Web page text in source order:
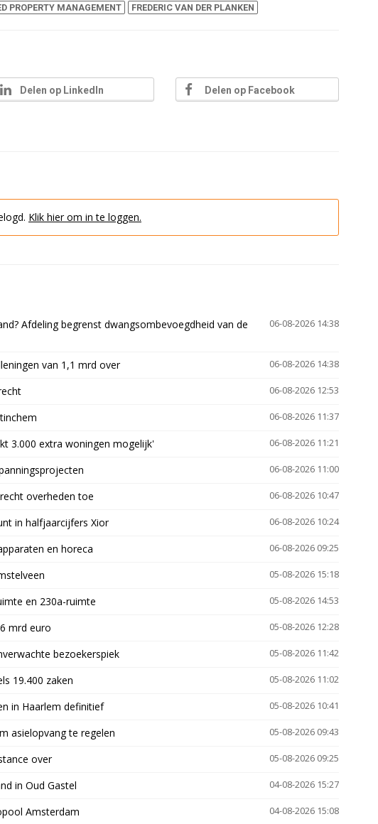
PROPERTY MANAGEMENT FREDERIC VAN DER PLANKEN
Delen op LinkedIn Delen op Facebook
Klik hier om in te loggen.
06-08-2026 14:38
Afdeling begrenst dwangsombevoegdheid van de
06-08-2026 14:38
van 1,1 mrd over
06-08-2026 12:53
06-08-2026 11:37
06-08-2026 11:21
3.000 extra woningen mogelijk'
06-08-2026 11:00
06-08-2026 10:47
overheden toe
06-08-2026 10:24
in halfjaarcijfers Xior
06-08-2026 09:25
en horeca
05-08-2026 15:18
05-08-2026 14:53
en 230a-ruimte
05-08-2026 12:28
mrd euro
05-08-2026 11:42
bezoekerspiek
05-08-2026 11:02
19.400 zaken
05-08-2026 10:41
in Haarlem definitief
05-08-2026 09:43
asielopvang te regelen
05-08-2026 09:25
over
04-08-2026 15:27
in Oud Gastel
04-08-2026 15:08
Amsterdam